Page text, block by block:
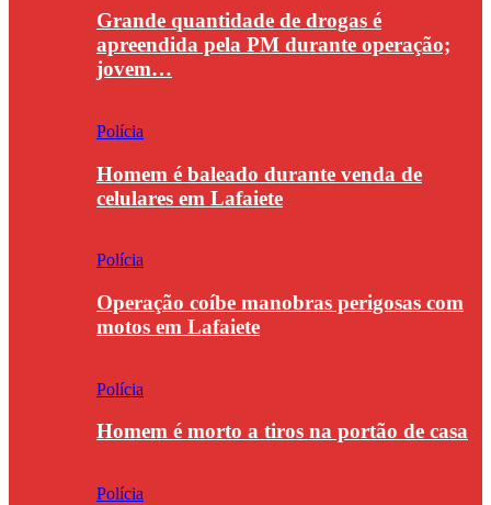
Grande quantidade de drogas é
apreendida pela PM durante operação;
jovem…
Polícia
Homem é baleado durante venda de
celulares em Lafaiete
Polícia
Operação coíbe manobras perigosas com
motos em Lafaiete
Polícia
Homem é morto a tiros na portão de casa
Polícia